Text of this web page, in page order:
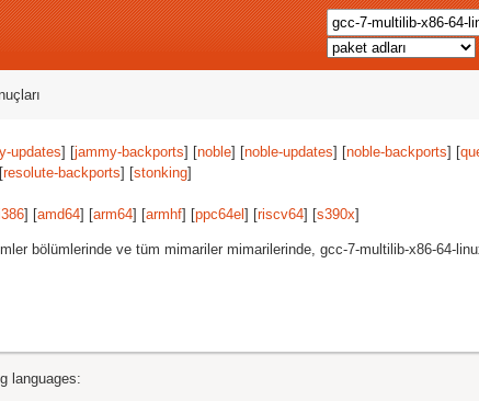
updates] [jammy-backports] [noble] [noble-updates] [noble-backports] [
resolute-backports] [stonking]
] [amd64] [arm64] [armhf] [ppc64el ] [riscv64] [s390x]
bölümlerinde ve tüm mimariler mimarilerinde, gcc-7-multilib-x86-64-
languages: